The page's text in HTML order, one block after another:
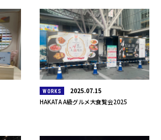
WORKS
2025.07.15
HAKATA A級グルメ大食覧会2025